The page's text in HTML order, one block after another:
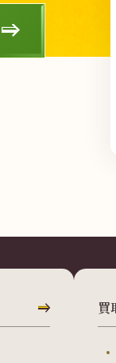
買